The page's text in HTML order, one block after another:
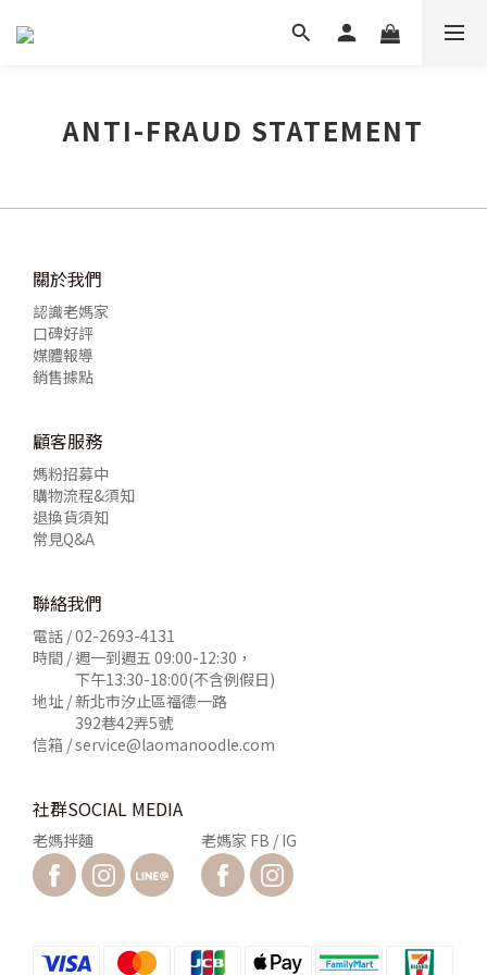
ANTI-FRAUD STATEMENT
關於我們
認識老媽家
口碑好評
媒體報導
銷售據點
顧客服務
媽粉招募中
購物流程&須知
退換貨須知
常見Q&A
聯絡我們
電話 /02-2693-4131
時間 / 週一到週五 09:00-12:30，
下午13:30-18:00(不含例假日)
地址 / 新北市汐止區福德一路
392巷42弄5號
信箱 /service@laomanoodle.com
社群SOCIAL MEDIA
老媽拌麵 老媽家 FB / IG